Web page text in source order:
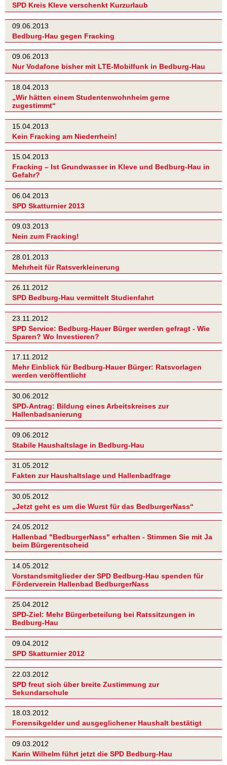
SPD Kreis Kleve verschenkt Kurzurlaub
09.06.2013
Bedburg-Hau gegen Fracking
09.06.2013
Nur Vodafone bisher mit LTE-Mobilfunk in Bedburg-Hau
18.04.2013
„Wir hätten einem Studentenwohnheim gerne
zugestimmt“
15.04.2013
Kein Fracking am Niederrhein!
15.04.2013
Fracking – Ist Grundwasser in Kleve und Bedburg-Hau in
Gefahr?
06.04.2013
SPD Skatturnier 2013
09.03.2013
Nein zum Fracking!
28.01.2013
Mehrheit für Ratsverkleinerung
26.11.2012
SPD Bedburg-Hau vermittelt Studienfahrt
23.11.2012
SPD Service: Bedburg-Hauer Bürger werden gefragt - Wie
Sparen? Wo Investieren?
17.11.2012
Mehr Einblick für Bedburg-Hauer Bürger: Ratsvorlagen
werden veröffentlicht
30.06.2012
SPD-Antrag: Bildung eines Arbeitskreises zur
Hallenbadsanierung
09.06.2012
Stabile Haushaltslage in Bedburg-Hau
31.05.2012
Fakten zur Haushaltslage und Hallenbadfrage
30.05.2012
„Jetzt geht es um die Wurst für das BedburgerNass“
24.05.2012
Hallenbad "BedburgerNass" erhalten - Stimmen Sie mit Ja
beim Bürgerentscheid
14.05.2012
Vorstandsmitglieder der SPD Bedburg-Hau spenden für
Förderverein Hallenbad BedburgerNass
25.04.2012
SPD-Ziel: Mehr Bürgerbeteilung bei Ratssitzungen in
Bedburg-Hau
09.04.2012
SPD Skatturnier 2012
22.03.2012
SPD freut sich über breite Zustimmung zur
Sekundarschule
18.03.2012
Forensikgelder und ausgeglichener Haushalt bestätigt
09.03.2012
Karin Wilhelm führt jetzt die SPD Bedburg-Hau